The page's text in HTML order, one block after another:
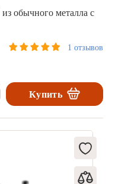
обычного металла с
1 отзывов
Купить